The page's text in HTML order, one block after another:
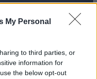
My Personal
to third parties, or
information for
the below opt-out